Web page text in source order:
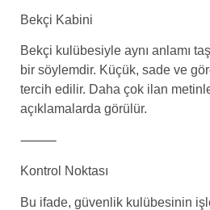
Bekçi Kabini
Bekçi kulübesiyle aynı anlamı
bir söylemdir. Küçük, sade ve
tercih edilir. Daha çok ilan
açıklamalarda görülür.
⸻
Kontrol Noktası
Bu ifade, güvenlik kulübesinin